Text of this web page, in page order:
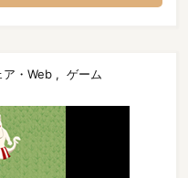
ア・Web , ゲーム